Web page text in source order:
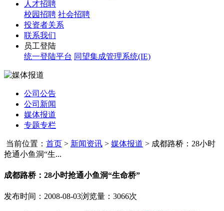
人才招聘
校园招聘 社会招聘
投资者关系
联系我们
员工登陆
统一登陆平台 同望集成管理系统(IE)
公司公告
公司新闻
媒体报道
专题专栏
当前位置： 首页 > 新闻资讯 > 媒体报道 > 成都路桥：28小时
抢通小鱼洞“生...
成都路桥：28小时抢通小鱼洞“生命桥”
发布时间：2008-08-03浏览量：3066次